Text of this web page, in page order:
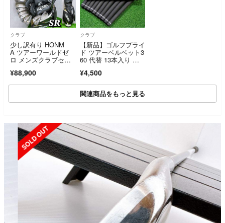
クラブ
少し訳有り HONM
A ツアーワールドゼ
ロ メンズクラブセッ
門 バッグ付 ホンマ 入
門ゴルフフルセット
¥88,900
クラブ
【新品】ゴルフプライ
ド ツアーベルベット3
60 代替 13本入り ゴ
¥4,500
関連商品をもっと見る
SOLD OUT